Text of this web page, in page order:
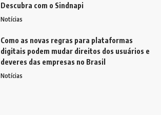
Descubra com o Sindnapi
Notícias
Como as novas regras para plataformas
digitais podem mudar direitos dos usuários e
deveres das empresas no Brasil
Notícias